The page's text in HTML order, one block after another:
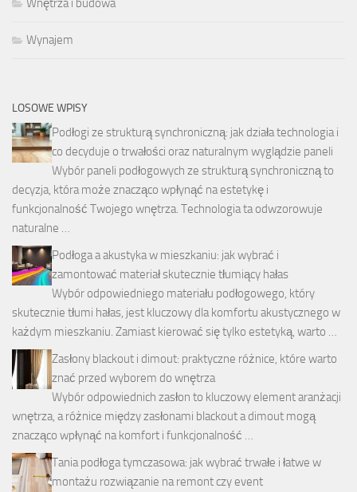
Wynajem
LOSOWE WPISY
Podłogi ze strukturą synchroniczną: jak działa technologia i
co decyduje o trwałości oraz naturalnym wyglądzie paneli
Wybór paneli podłogowych ze strukturą synchroniczną to
decyzja, która może znacząco wpłynąć na estetykę i
funkcjonalność Twojego wnętrza. Technologia ta odwzorowuje
naturalne …
Podłoga a akustyka w mieszkaniu: jak wybrać i
zamontować materiał skutecznie tłumiący hałas
Wybór odpowiedniego materiału podłogowego, który
skutecznie tłumi hałas, jest kluczowy dla komfortu akustycznego w
każdym mieszkaniu. Zamiast kierować się tylko estetyką, warto …
Zasłony blackout i dimout: praktyczne różnice, które warto
znać przed wyborem do wnętrza
Wybór odpowiednich zasłon to kluczowy element aranżacji
wnętrza, a różnice między zasłonami blackout a dimout mogą
znacząco wpłynąć na komfort i funkcjonalność …
Tania podłoga tymczasowa: jak wybrać trwałe i łatwe w
montażu rozwiązanie na remont czy event